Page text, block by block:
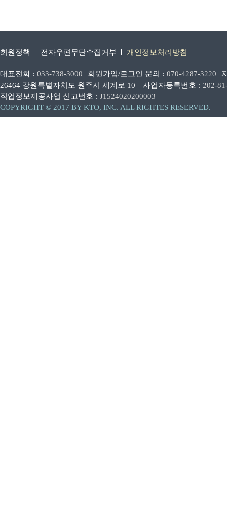
회원정책 전자우편무단수집거부 개인정보처리방침
대표전화 : 033-738-3000 회원가입/로그인 문의 : 070-4287-3220
26464 강원특별자치도 원주시 세계로 10
사업자등록번호 : 202-
직업정보제공사업 신고번호 : J1524020200003
COPYRIGHT © 2017 BY KTO, INC. ALL RIGHTES RESERVED.